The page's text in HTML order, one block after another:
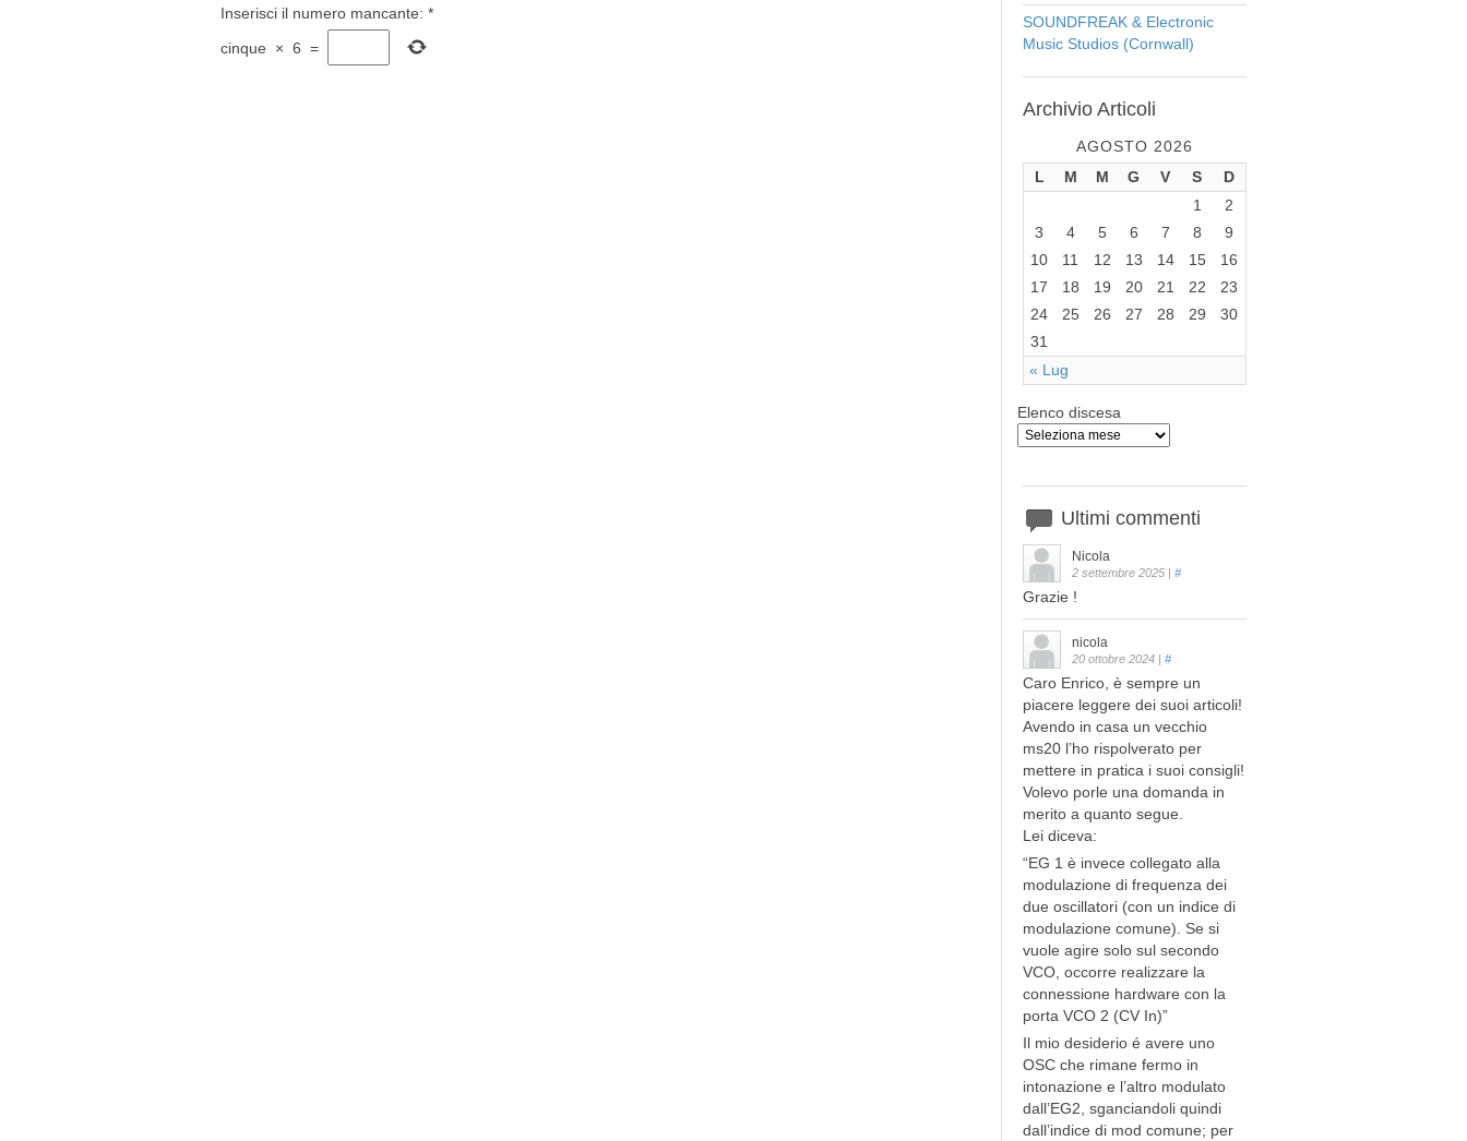
Inserisci il numero mancante: *
cinque
× 6 =
SOUNDFREAK & Electronic
Music Studios (Cornwall)
Archivio Articoli
AGOSTO 2026
L
M M G V S D
« Lug
1
2
3
4 5 6 7 8
9
10
11 12 13 14 15
16
17
18 19 20 21 22
23
24
25 26 27 28 29
30
31
Elenco discesa
Ultimi commenti
Nicola
2 settembre 2025 | #
Grazie !
nicola
20 ottobre 2024 | #
Caro Enrico, è sempre un
piacere leggere dei suoi articoli!
Avendo in casa un vecchio
ms20 l’ho rispolverato per
mettere in pratica i suoi consigli!
Volevo porle una domanda in
merito a quanto segue.
Lei diceva:
“EG 1 è invece collegato alla
modulazione di frequenza dei
due oscillatori (con un indice di
modulazione comune). Se si
vuole agire solo sul secondo
VCO, occorre realizzare la
connessione hardware con la
porta VCO 2 (CV In)”
Il mio desiderio é avere uno
OSC che rimane fermo in
intonazione e l’altro modulato
dall’EG2, sganciandoli quindi
dall’indice di mod comune; per